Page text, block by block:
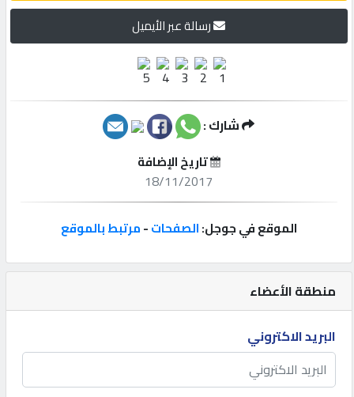
شركات
إعلانات
المنتدى
كيو
مزاد
منطقة الأعضاء
البريد الاكتروني
رسالة عبر الأيميل
شارك :
تاريخ الإضافة
18/11/2017
الموقع في جوجل:الصفحات-مرتبط بالموقع